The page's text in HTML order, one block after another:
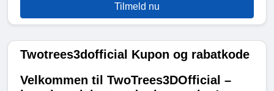
Tilmeld nu
Twotrees3dofficial Kupon og rabatkode
Velkommen til TwoTrees3DOfficial –